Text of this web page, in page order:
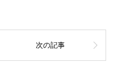
次の記事